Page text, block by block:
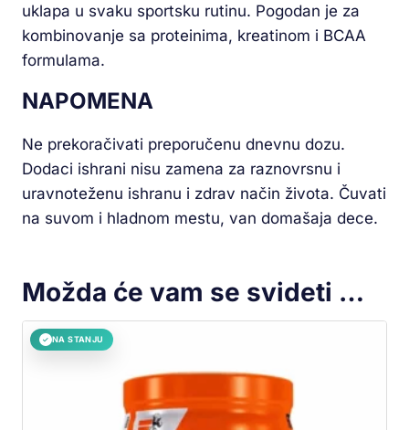
uklapa u svaku sportsku rutinu. Pogodan je za
kombinovanje sa proteinima, kreatinom i BCAA
formulama.
NAPOMENA
Ne prekoračivati preporučenu dnevnu dozu.
Dodaci ishrani nisu zamena za raznovrsnu i
uravnoteženu ishranu i zdrav način života. Čuvati
na suvom i hladnom mestu, van domašaja dece.
Možda će vam se svideti …
✓ NA STANJU